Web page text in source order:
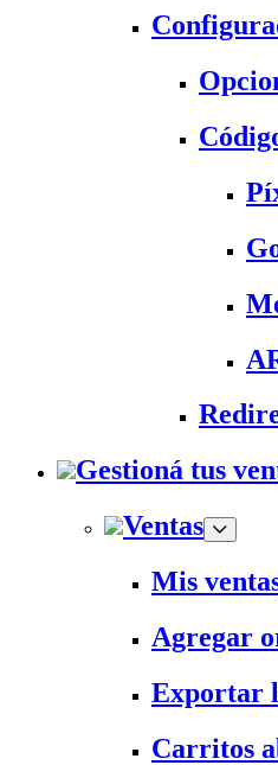
Gestioná tus
Ventas
Mis
Agregar
Exportar
Carritos